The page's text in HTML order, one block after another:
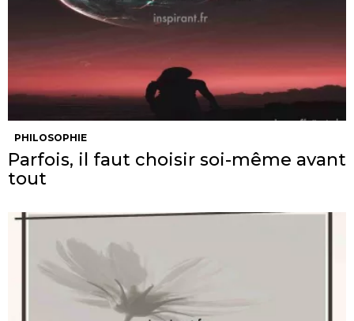
PHILOSOPHIE
Parfois, il faut choisir soi-même avant
tout